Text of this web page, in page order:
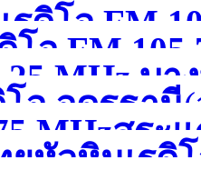
รดิโอ FM
โอ FM
MHz บา
ร )
อ อุดรธานี
MHzสระ
หัวหินเรดิ